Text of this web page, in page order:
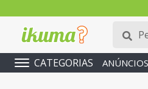
por:
Pesquisa
CATEGORIAS ANÚNCIOS